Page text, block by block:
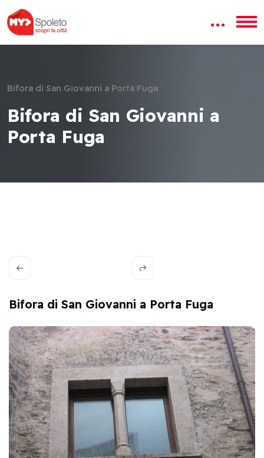
Bifora di San Giovanni a Porta Fuga
Bifora di San Giovanni a
Porta Fuga
Bifora di San Giovanni a Porta Fuga